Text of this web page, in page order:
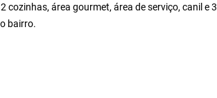
cozinhas, área gourmet, área de serviço, canil e 3
bairro.